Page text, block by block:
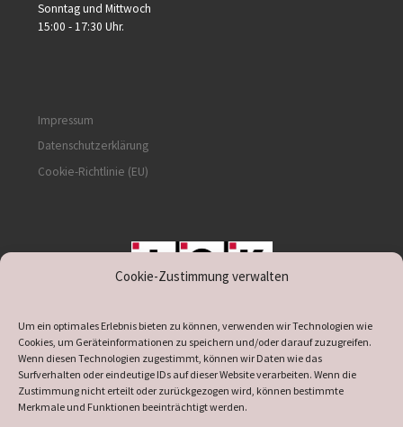
Cookie-Zustimmung verwalten
Um ein optimales Erlebnis bieten zu können, verwenden wir Technologien wie
Cookies, um Geräteinformationen zu speichern und/oder darauf zuzugreifen.
Wenn diesen Technologien zugestimmt, können wir Daten wie das
Surfverhalten oder eindeutige IDs auf dieser Website verarbeiten. Wenn die
Zustimmung nicht erteilt oder zurückgezogen wird, können bestimmte
Merkmale und Funktionen beeinträchtigt werden.
Sonntag und Mittwoch
15:00 - 17:30 Uhr.
Impressum
Datenschutzerklärung
Cookie-Richtlinie (EU)
supported by DÖ